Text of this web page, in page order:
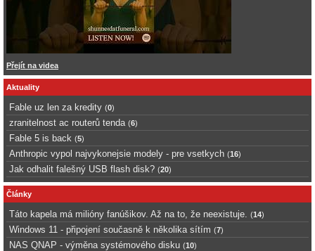
Přejít na videa
Aktuality
Fable uz len za kredity (0)
zranitelnost ac routerů tenda (6)
Fable 5 is back (5)
Anthropic vypol najvykonejsie modely - pre vsetkych (16)
Jak odhalit falešný USB flash disk? (20)
Články
Táto kapela má milióny fanúšikov. Až na to, že neexistuje. (14)
Windows 11 - připojení současně k několika sítím (7)
NAS QNAP - výměna systémového disku (10)